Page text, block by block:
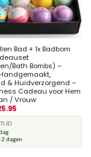
Bad + 1x Badbom
Bath Bombs) –
& Huidverzorgend –
Cadeau voor Hem
/ Vrouw
dagen